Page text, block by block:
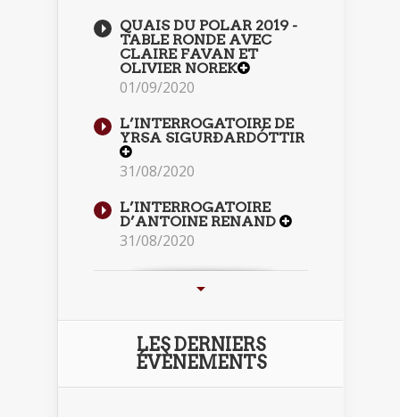
QUAIS DU POLAR 2019 -
TABLE RONDE AVEC
CLAIRE FAVAN ET
OLIVIER NOREK
01/09/2020
L’INTERROGATOIRE DE
YRSA SIGURÐARDÓTTIR
31/08/2020
L’INTERROGATOIRE
D’ANTOINE RENAND
31/08/2020
LES DERNIERS
ÉVÈNEMENTS